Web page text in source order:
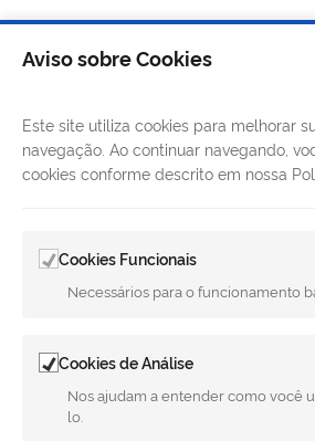
CANAIS
Aviso sobre Cookies
Este site utiliza cookies para melhorar
navegação. Ao continuar navegando,
cookies conforme descrito em nossa
Cookies Funcionais
Necessários para o funcionamento
Cookies de Análise
Nos ajudam a entender como você
lo.